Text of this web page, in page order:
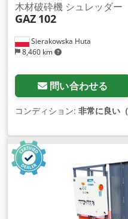
Sierakowska Huta
8,460 km
木材破砕機 シュレッダー
GAZ 102
問い合わせる
コンディション: 非常に良い（